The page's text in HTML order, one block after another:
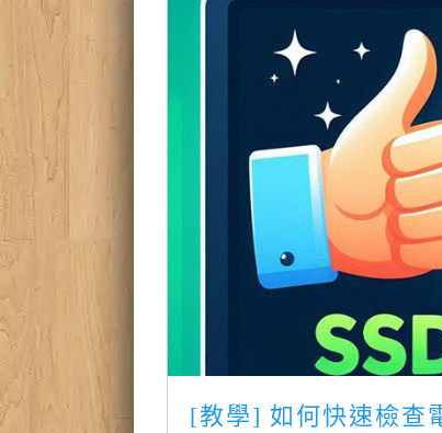
[教學] 如何快速檢查